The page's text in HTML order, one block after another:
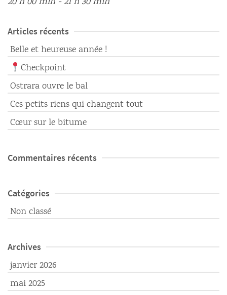
Articles récents
Belle et heureuse année !
Checkpoint
Ostrara ouvre le bal
Ces petits riens qui changent tout
Cœur sur le bitume
Commentaires récents
Catégories
Non classé
Archives
janvier 2026
mai 2025